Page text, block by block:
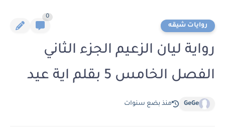
روايات شيقه
0
رواية ليان الزعيم الجزء الثاني
الفصل الخامس 5 بقلم اية عيد
GeGe منذ بضع سنوات